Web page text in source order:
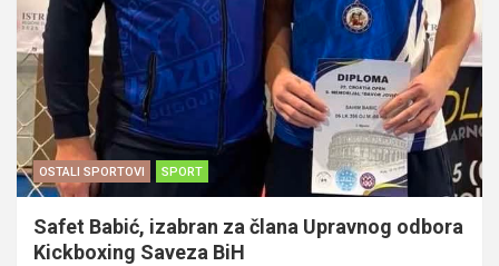
OSTALI SPORTOVI SPORT
Safet Babić, izabran za člana Upravnog odbora
Kickboxing Saveza BiH